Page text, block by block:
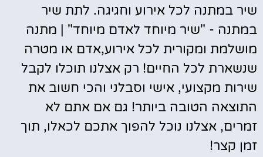
שיר במתנה לכל אירוע וחגיגה. לתת שיר
במתנה - "שיר מיוחד לאדם מיוחד" | מתנה
מושלמת ומקורית לכל אירוע,אדם או מטרה
שנשארת לכל החיים! רק אצלנו תוכלו לקבל
שירות מקצועי, אישי וסבלני והכי חשוב את
התוצאה הטובה ביותר! גם אם אתם לא
זמרים, אצלנו נוכל להפוך אתכם לכאלו, תוך
זמן קצר!